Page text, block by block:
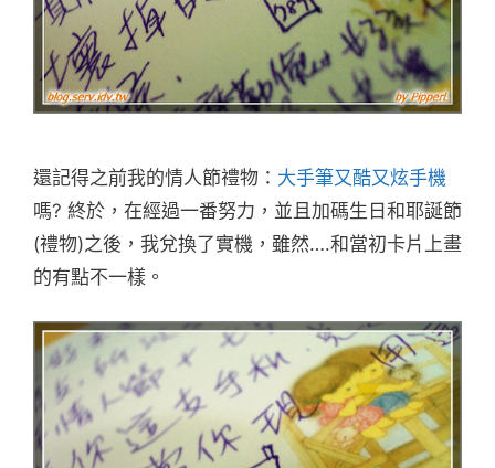
還記得之前我的情人節禮物： 大手筆又酷又炫手機
嗎? 終於，在經過一番努力，並且加碼生日和耶誕節
(禮物)之後，我兌換了實機，雖然….和當初卡片上畫
的有點不一樣。